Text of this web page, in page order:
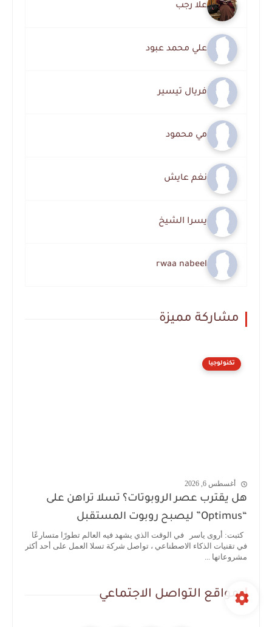
علا رجب
علي محمد عبود
فريال تيسير
مي محمود
نغم عايش
يسرا الشيخ
rwaa nabeel
مشاركة مميزة
تكنولوجيا
أغسطس 6, 2026
هل يقترب عصر الروبوتات؟ تسلا تراهن على
“Optimus” ليصبح روبوت المستقبل
كتبت: أروى ياسر في الوقت الذي يشهد فيه العالم تطورًا متسارعًا
في تقنيات الذكاء الاصطناعي ، تواصل شركة تسلا العمل على أحد أكثر
مشروعاتها ...
مواقع التواصل الاجتماعي